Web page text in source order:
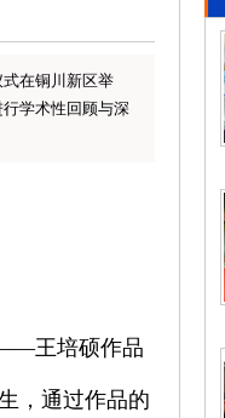
在铜川新区举
学术性回顾与深
王培硕作品
，通过作品的